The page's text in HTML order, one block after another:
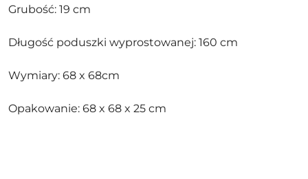
Grubość: 19 cm
Długość poduszki wyprostowanej: 160 cm
Wymiary: 68 x 68cm
Opakowanie: 68 x 68 x 25 cm